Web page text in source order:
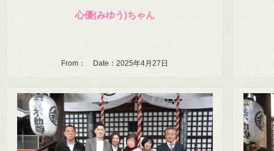
心優(みゆう)ちゃん
From： Date：2025年4月27日